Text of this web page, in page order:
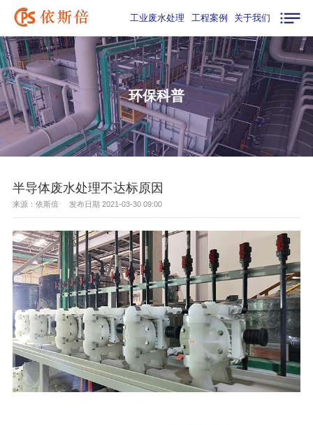
工业废水处理 工程案例 关于我们
环保科普
半导体废水处理不达标原因
来源：依斯倍 发布日期 2021-03-30 09:00